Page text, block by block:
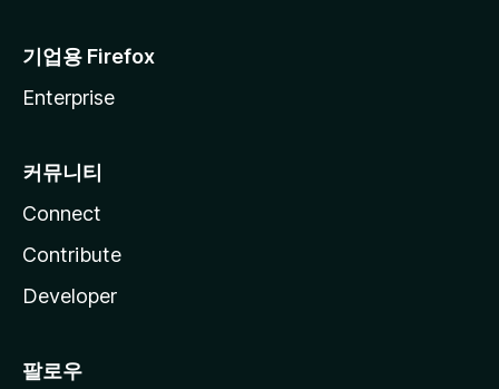
기업용 Firefox
Enterprise
커뮤니티
Connect
Contribute
Developer
팔로우